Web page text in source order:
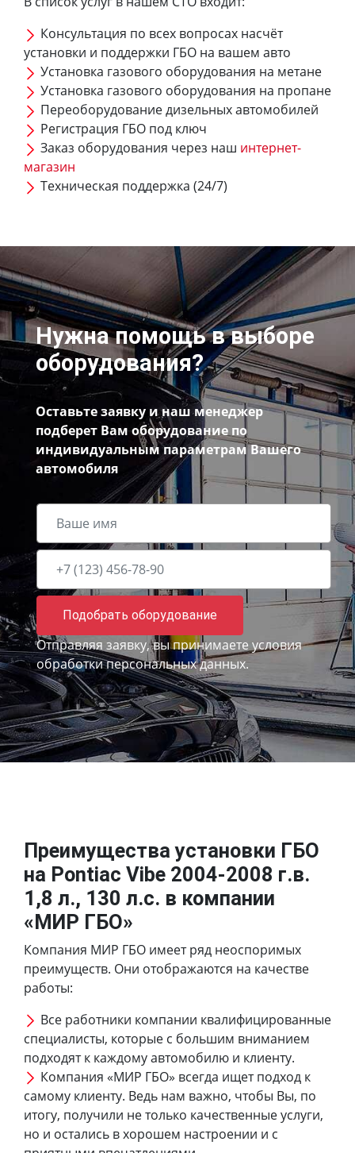
Консультация по всех вопросах насчёт
установки и поддержки ГБО на вашем авто
Установка газового оборудования на метане
Установка газового оборудования на пропане
Переоборудование дизельных автомобилей
Регистрация ГБО под ключ
Заказ оборудования через наш интернет-
магазин
Техническая поддержка (24/7)
Нужна помощь в выборе
оборудования?
Оставьте заявку и наш менеджер
подберет Вам оборудование по
индивидуальным параметрам Вашего
автомобиля
Подобрать оборудование
Отправляя заявку, вы принимаете условия
обработки персональных данных.
Преимущества установки ГБО
на Pontiac Vibe 2004-2008 г.в.
1,8 л., 130 л.с. в компании
«МИР ГБО»
Компания МИР ГБО имеет ряд неоспоримых
преимуществ. Они отображаются на качестве
работы:
Все работники компании квалифицированные
специалисты, которые с большим вниманием
подходят к каждому автомобилю и клиенту.
Компания «МИР ГБО» всегда ищет подход к
самому клиенту. Ведь нам важно, чтобы Вы, по
итогу, получили не только качественные услуги,
но и остались в хорошем настроении и с